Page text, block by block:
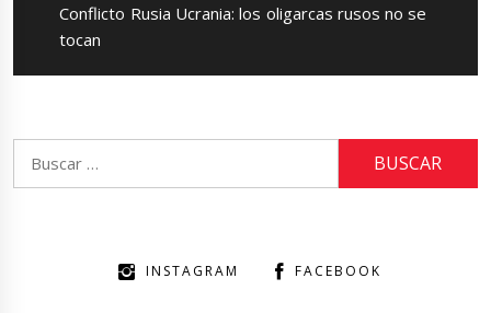
Next
post:
Conflicto Rusia Ucrania: los oligarcas rusos no se
tocan
INSTAGRAM FACEBOOK